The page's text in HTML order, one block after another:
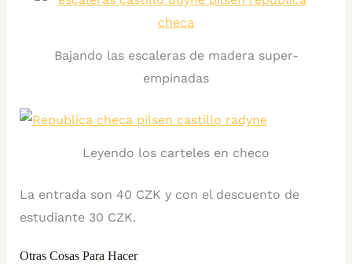
Bajando las escaleras de madera super-
empinadas
Leyendo los carteles en checo
La entrada son 40 CZK y con el descuento de
estudiante 30 CZK.
Otras Cosas Para Hacer